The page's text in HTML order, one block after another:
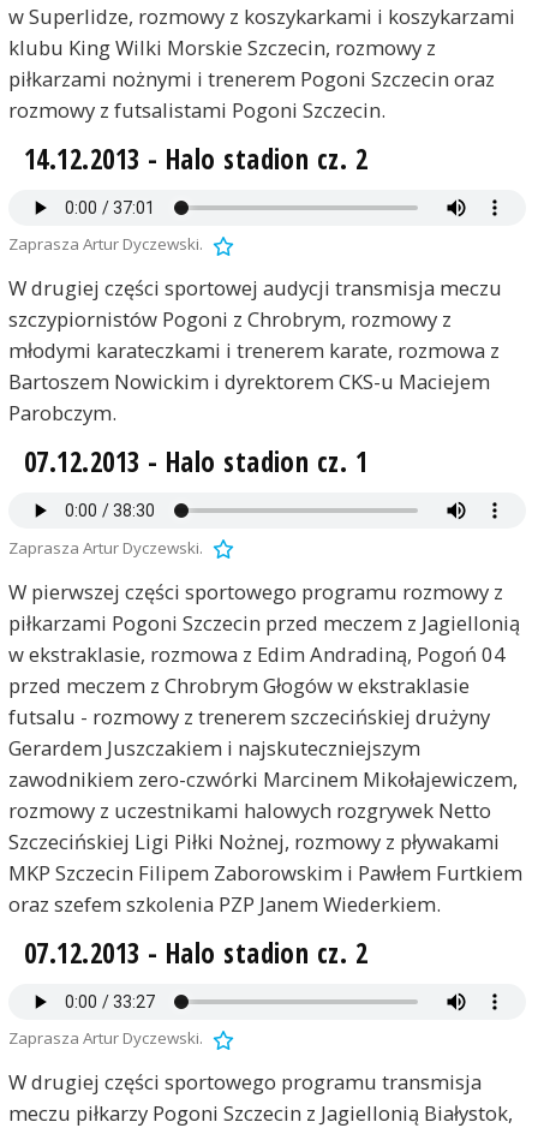
w Superlidze, rozmowy z koszykarkami i koszykarzami
klubu King Wilki Morskie Szczecin, rozmowy z
piłkarzami nożnymi i trenerem Pogoni Szczecin oraz
rozmowy z futsalistami Pogoni Szczecin.
14.12.2013 - Halo stadion cz. 2
Zaprasza Artur Dyczewski.
W drugiej części sportowej audycji transmisja meczu
szczypiornistów Pogoni z Chrobrym, rozmowy z
młodymi karateczkami i trenerem karate, rozmowa z
Bartoszem Nowickim i dyrektorem CKS-u Maciejem
Parobczym.
07.12.2013 - Halo stadion cz. 1
Zaprasza Artur Dyczewski.
W pierwszej części sportowego programu rozmowy z
piłkarzami Pogoni Szczecin przed meczem z Jagiellonią
w ekstraklasie, rozmowa z Edim Andradiną, Pogoń 04
przed meczem z Chrobrym Głogów w ekstraklasie
futsalu - rozmowy z trenerem szczecińskiej drużyny
Gerardem Juszczakiem i najskuteczniejszym
zawodnikiem zero-czwórki Marcinem Mikołajewiczem,
rozmowy z uczestnikami halowych rozgrywek Netto
Szczecińskiej Ligi Piłki Nożnej, rozmowy z pływakami
MKP Szczecin Filipem Zaborowskim i Pawłem Furtkiem
oraz szefem szkolenia PZP Janem Wiederkiem.
07.12.2013 - Halo stadion cz. 2
Zaprasza Artur Dyczewski.
W drugiej części sportowego programu transmisja
meczu piłkarzy Pogoni Szczecin z Jagiellonią Białystok,